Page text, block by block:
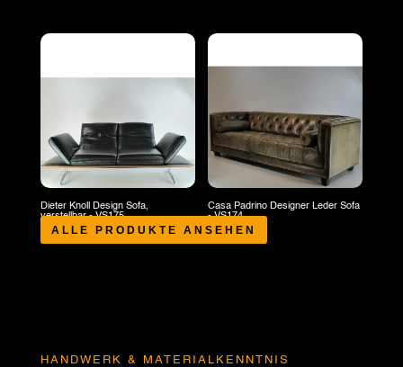
Dieter Knoll Design Sofa,
verstellbar - VS175
Casa Padrino Designer Leder Sofa
- VS174
ALLE PRODUKTE ANSEHEN
HANDWERK & MATERIALKENNTNIS